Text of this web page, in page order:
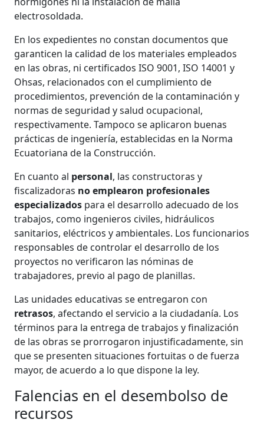
electrosoldada.
En los expedientes no constan documentos que
garanticen la calidad de los materiales empleados
en las obras, ni certificados ISO 9001, ISO 14001 y
Ohsas, relacionados con el cumplimiento de
procedimientos, prevención de la contaminación y
normas de seguridad y salud ocupacional,
respectivamente. Tampoco se aplicaron buenas
prácticas de ingeniería, establecidas en la Norma
Ecuatoriana de la Construcción.
En cuanto al personal, las constructoras y
fiscalizadoras no emplearon profesionales
especializados para el desarrollo adecuado de los
trabajos, como ingenieros civiles, hidráulicos
sanitarios, eléctricos y ambientales. Los funcionarios
responsables de controlar el desarrollo de los
proyectos no verificaron las nóminas de
trabajadores, previo al pago de planillas.
Las unidades educativas se entregaron con
retrasos, afectando el servicio a la ciudadanía. Los
términos para la entrega de trabajos y finalización
de las obras se prorrogaron injustificadamente, sin
que se presenten situaciones fortuitas o de fuerza
mayor, de acuerdo a lo que dispone la ley.
Falencias en el desembolso de
recursos